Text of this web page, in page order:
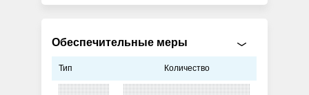
Обеспечительные меры
Тип Количество